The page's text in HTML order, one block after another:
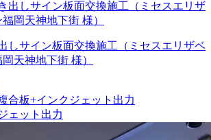
しサイン板面交換施工（ミセスエリザベ
天神地下街 様）
合板+インクジェット出力
ェット出力